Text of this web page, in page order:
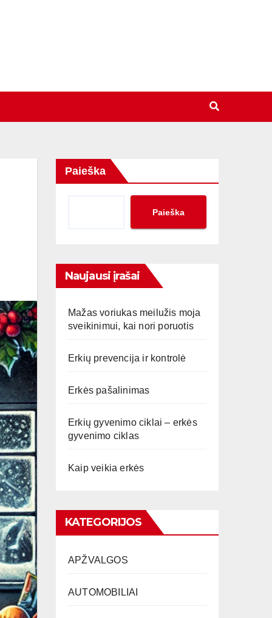
Paieška
Paieška
Naujausi įrašai
Mažas voriukas meilužis moja
sveikinimui, kai nori poruotis
Erkių prevencija ir kontrolė
Erkės pašalinimas
Erkių gyvenimo ciklai – erkės
gyvenimo ciklas
Kaip veikia erkės
KATEGORIJOS
APŽVALGOS
AUTOMOBILIAI